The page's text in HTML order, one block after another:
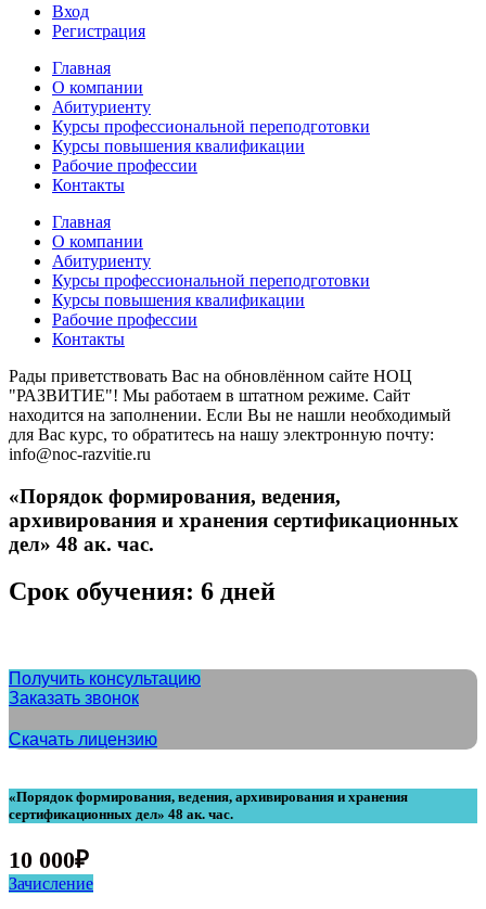
Вход
Регистрация
Главная
О компании
Абитуриенту
Курсы профессиональной переподготовки
Курсы повышения квалификации
Рабочие профессии
Контакты
Главная
О компании
Абитуриенту
Курсы профессиональной переподготовки
Курсы повышения квалификации
Рабочие профессии
Контакты
Рады приветствовать Вас на обновлённом сайте НОЦ
"РАЗВИТИЕ"! Мы работаем в штатном режиме. Сайт
находится на заполнении. Если Вы не нашли необходимый
для Вас курс, то обратитесь на нашу электронную почту:
info@noc-razvitie.ru
«Порядок формирования, ведения,
архивирования и хранения сертификационных
дел» 48 ак. час.
Срок обучения: 6 дней
Получить консультацию
Заказать звонок
Скачать лицензию
«Порядок формирования, ведения, архивирования и хранения
сертификационных дел» 48 ак. час.
10 000₽
Зачисление